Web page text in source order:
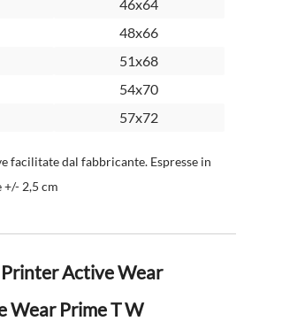
46x64
48x66
51x68
54x70
57x72
facilitate dal fabbricante. Espresse in
2,5 cm
Active Wear
Wear Prime T W